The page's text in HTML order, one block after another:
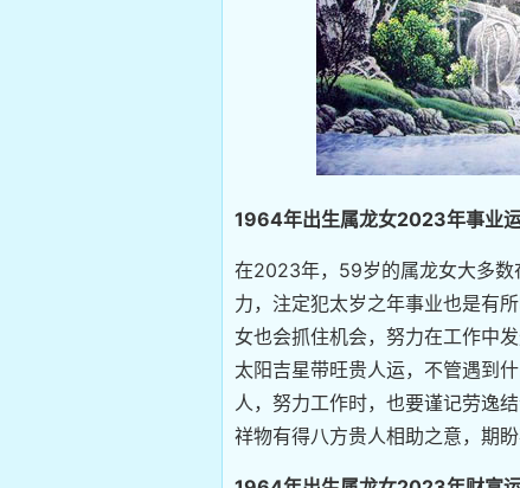
1964年出生属龙女2023年事业
在2023年，59岁的属龙女大多数
力，注定犯太岁之年事业也是有
女也会抓住机会，努力在工作中
太阳吉星带旺贵人运，不管遇到
人，努力工作时，也要谨记劳逸
祥物有得八方贵人相助之意，期